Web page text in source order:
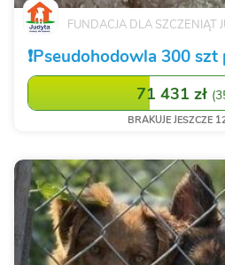
FUNDACJA DLA SZCZENIĄT
❗️Pseudohodowla 300
71 431 zł (
BRAKUJE JESZCZE